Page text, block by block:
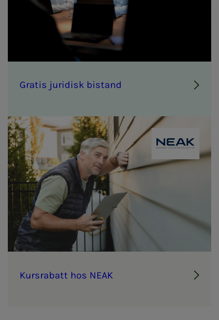
Gra­­tis ju­ri­­disk bi­­stand
NEAK
Kurs­ra­­batt hos NEAK